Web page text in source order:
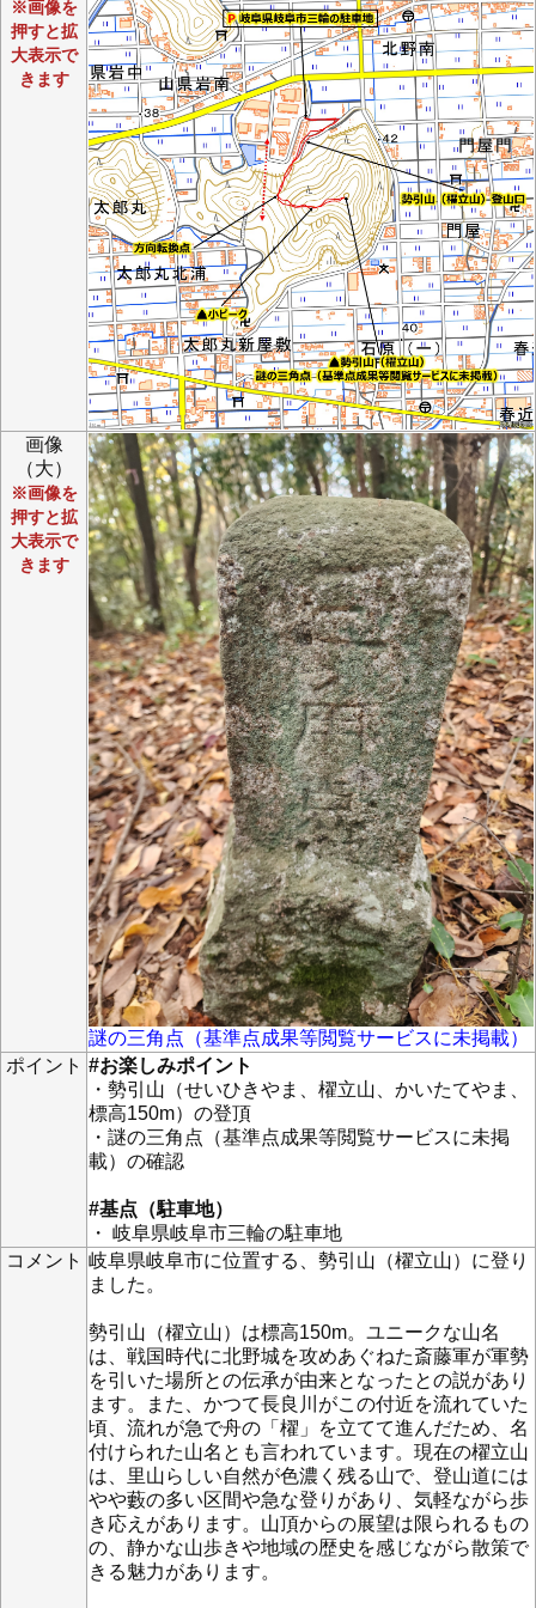
※画像を
押すと拡
大表示で
きます
画像
（大）
※画像を
押すと拡
大表示で
きます
謎の三角点（基準点成果等閲覧サービスに未掲載）
ポイント #お楽しみポイント
・勢引山（せいひきやま、櫂立山、かいたてやま、
標高150m）の登頂
・謎の三角点（基準点成果等閲覧サービスに未掲
載）の確認
#基点（駐車地）
・ 岐阜県岐阜市三輪の駐車地
コメント 岐阜県岐阜市に位置する、勢引山（櫂立山）に登り
ました。
勢引山（櫂立山）は標高150m。ユニークな山名
は、戦国時代に北野城を攻めあぐねた斎藤軍が軍勢
を引いた場所との伝承が由来となったとの説があり
ます。また、かつて長良川がこの付近を流れていた
頃、流れが急で舟の「櫂」を立てて進んだため、名
付けられた山名とも言われています。現在の櫂立山
は、里山らしい自然が色濃く残る山で、登山道には
やや藪の多い区間や急な登りがあり、気軽ながら歩
き応えがあります。山頂からの展望は限られるもの
の、静かな山歩きや地域の歴史を感じながら散策で
きる魅力があります。